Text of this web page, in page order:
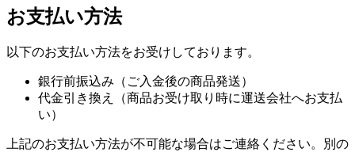
お支払い方法
以下のお支払い方法をお受けしております。
銀行前振込み（ご入金後の商品発送）
代金引き換え（商品お受け取り時に運送会社へお支払
い）
上記のお支払い方法が不可能な場合はご連絡ください。別の